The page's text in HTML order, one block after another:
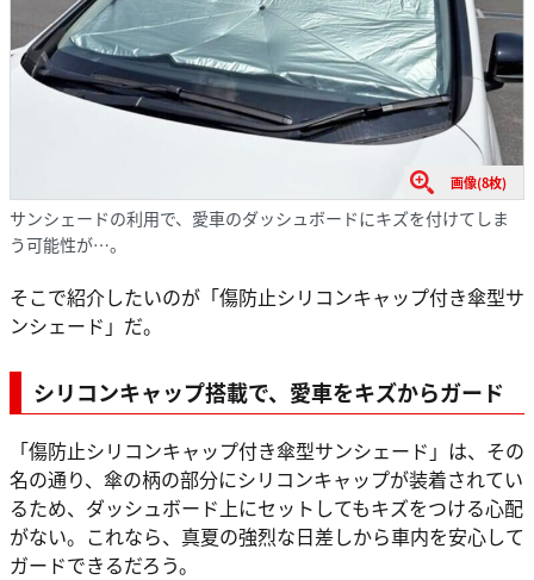
画像(8枚)
サンシェードの利用で、愛車のダッシュボードにキズを付けてしま
う可能性が…。
そこで紹介したいのが「傷防止シリコンキャップ付き傘型サ
ンシェード」だ。
シリコンキャップ搭載で、愛車をキズからガード
「傷防止シリコンキャップ付き傘型サンシェード」は、その
名の通り、傘の柄の部分にシリコンキャップが装着されてい
るため、ダッシュボード上にセットしてもキズをつける心配
がない。これなら、真夏の強烈な日差しから車内を安心して
ガードできるだろう。